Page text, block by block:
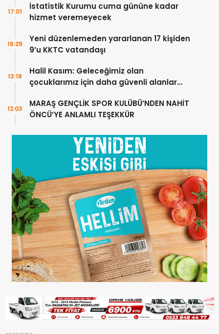
İstatistik Kurumu cuma gününe kadar
hizmet veremeyecek
17:01
Yeni düzenlemeden yararlanan 17 kişiden
9’u KKTC vatandaşı
16:29
Halil Kasım: Geleceğimiz olan
çocuklarımız için daha güvenli alanlar
13:18
MARAŞ GENÇLİK SPOR KULÜBÜ’NDEN NAHİT
ÖNCÜ’YE ANLAMLI TEŞEKKÜR
12:03